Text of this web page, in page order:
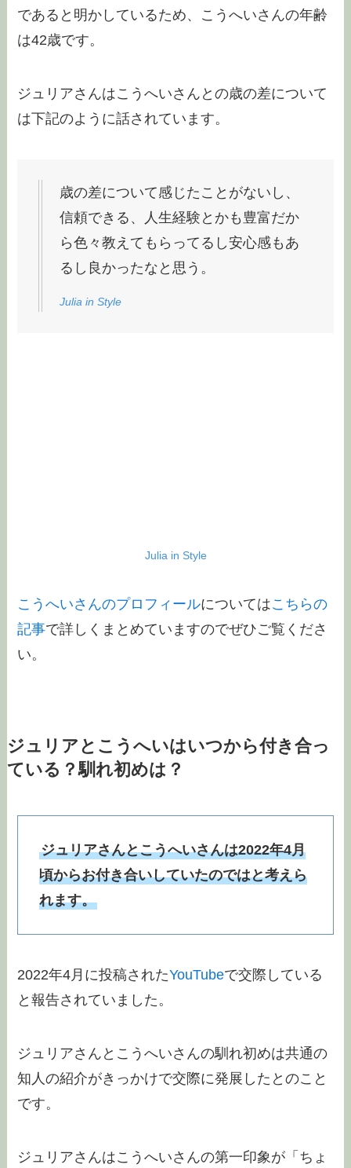
であると明かしているため、こうへいさんの年齢
は42歳です。
ジュリアさんはこうへいさんとの歳の差について
は下記のように話されています。
歳の差について感じたことがないし、
信頼できる、人生経験とかも豊富だか
ら色々教えてもらってるし安心感もあ
るし良かったなと思う。
Julia in Style
Julia in Style
こうへいさんのプロフィールについてはこちらの
記事で詳しくまとめていますのでぜひご覧くださ
い。
ジュリアとこうへいはいつから付き合っ
ている？馴れ初めは？
ジュリアさんとこうへいさんは2022年4月
頃からお付き合いしていたのではと考えら
れます。
2022年4月に投稿されたYouTubeで交際している
と報告されていました。
ジュリアさんとこうへいさんの馴れ初めは共通の
知人の紹介がきっかけで交際に発展したとのこと
です。
ジュリアさんはこうへいさんの第一印象が「ちょ